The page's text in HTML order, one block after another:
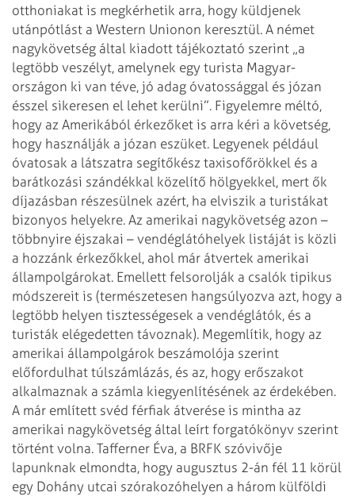
otthoniakat is megkérhetik arra, hogy küldjenek
utánpótlást a Western Unionon keresztül. A német
nagykövetség által kiadott tájékoztató szerint „a
legtöbb veszélyt, amelynek egy turista Magyar­
országon ki van téve, jó adag óvatossággal és józan
ésszel sikeresen el lehet kerülni”. Figyelemre méltó,
hogy az Amerikából érkezőket is arra kéri a követség,
hogy használják a józan eszüket. Legyenek például
óvatosak a látszatra segítőkész taxisofőrökkel és a
barátkozási szándékkal közelítő hölgyekkel, mert ők
díjazásban részesülnek azért, ha elviszik a turistákat
bizonyos helyekre. Az amerikai nagykövetség azon –
többnyire éjszakai – vendéglátóhelyek listáját is közli
a hozzánk érkezőkkel, ahol már átvertek amerikai
állampolgárokat. Emellett felsorolják a csalók tipikus
módszereit is (természetesen hangsúlyozva azt, hogy a
legtöbb helyen tisztességesek a vendéglátók, és a
turisták elégedetten távoznak). Megemlítik, hogy az
amerikai állampolgárok beszámolója szerint
előfordulhat túlszámlázás, és az, hogy erőszakot
alkalmaznak a számla kiegyenlítésének az érdekében.
A már említett svéd férfiak átverése is mintha az
amerikai nagykövetség által leírt forgatókönyv szerint
történt volna. Tafferner Éva, a BRFK szóvivője
lapunknak elmondta, hogy augusztus 2-án fél 11 körül
egy Dohány utcai szórakozóhelyen a három külföldi